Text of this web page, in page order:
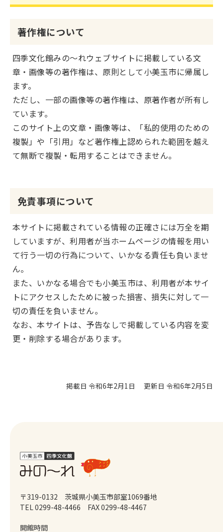
著作権について
四季文化館みの～れウェブサイトに掲載している文
章・画像等の著作権は、原則として小美玉市に帰属し
ます。
ただし、一部の画像等の著作権は、原著作者が所有し
ています。
このサイト上の文章・画像等は、「私的使用のための
複製」や「引用」など著作権上認められた範囲を越え
て無断で複製・転用することはできません。
免責事項について
本サイトに掲載されている情報の正確さには万全を期
していますが、利用者が当ホームページの情報を用い
て行う一切の行為について、いかなる責任も負いませ
ん。
また、いかなる場合でも小美玉市は、利用者が本サイ
トにアクセスしたために被った損害、損失に対して一
切の責任を負いません。
なお、本サイトは、予告なしで掲載している内容を変
更・削除する場合があります。
掲載日 令和6年2月1日 更新日 令和6年2月5日
〒319-0132 茨城県小美玉市部室1069番地
TEL 0299-48-4466
FAX 0299-48-4467
開館時間